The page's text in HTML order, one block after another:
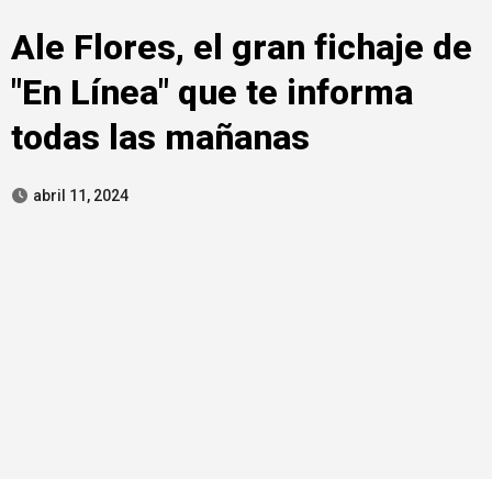
Ale Flores, el gran fichaje de
"En Línea" que te informa
todas las mañanas
abril 11, 2024